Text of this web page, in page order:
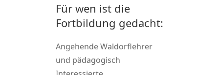
Für wen ist die
Fortbildung gedacht:
Angehende Waldorflehrer
und pädagogisch